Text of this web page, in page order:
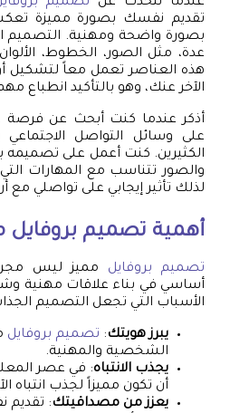
تقديم نفسك بصورة مميزة
بصورة واضحة ومهنية. التصميم
عدة، مثل الصور، الخطوط،
هذه العناصر تعمل معاً لتشكيل
الآخر عنك، وهو بالتأكيد انطباع
أذكر عندما كنت أبحث عن فرصة
على وسائل التواصل
الكثيرين. كنت أعمل على تصميمه
والصور تتناسب مع المهارات
لذلك تأثير إيجابي على تواصلي مع
أهمية تصميم بروفايل
تصميم بروفايل مميز ليس
أساسي في بناء علاقات مهنية
الأسباب التي تجعل التصميم
يبرز هويتك: تصميم بروفايل
الشخصية والمهنية.
يجذب الانتباه: في عصر
أن تكون مميزاً لجذب انتباه
يعزز من مصداقيتك: